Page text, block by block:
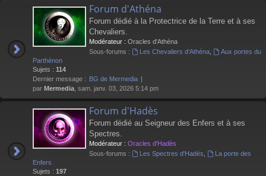
Forum d'Athéna
Forum dédié à la Protectrice de la Terre et à ses
Chevaliers.
Modérateur : Oracles d'Athéna
Sous-forums :
Les Chevaliers d'Athéna,
Aux portes du
Parthénon
Sujets : 114
Dernier message : BG de Mermedia
par Mermedia , sam. janv. 03, 2026 5:14 pm
Forum d'Hadès
Forum dédié au Seigneur des Enfers et à ses
Spectres.
Modérateur : Oracles d'Hadès
Sous-forums :
Les Spectres d'Hadès
La porte des
Enfers
Sujets : 197